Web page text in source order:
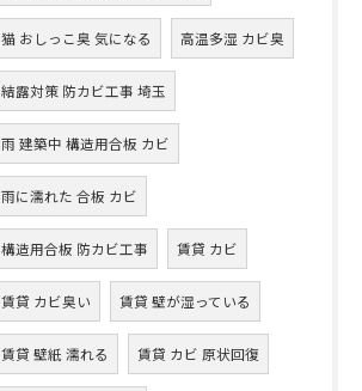
猫 おしっこ臭 気になる 高温多湿 カビ臭
結露対策 防カビ工事 埼玉
雨 建築中 構造用合板 カビ
雨に濡れた 合板 カビ
構造用合板 防カビ工事 賃貸 カビ
賃貸 カビ臭い 賃貸 壁が湿っている
賃貸 壁紙 濡れる 賃貸 カビ 原状回復